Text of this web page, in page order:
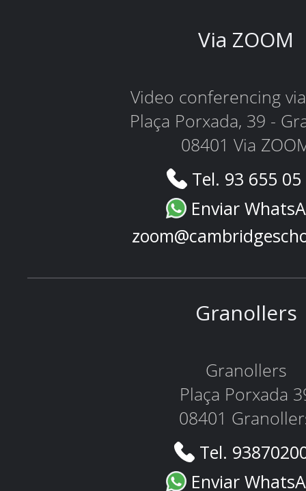
Via ZOOM
Video conferencing
Plaça Porxada, 39 -
08401 Via
Tel. 93 655
Enviar
Granollers
Granollers
Plaça Porxada
08401
Tel.
Enviar